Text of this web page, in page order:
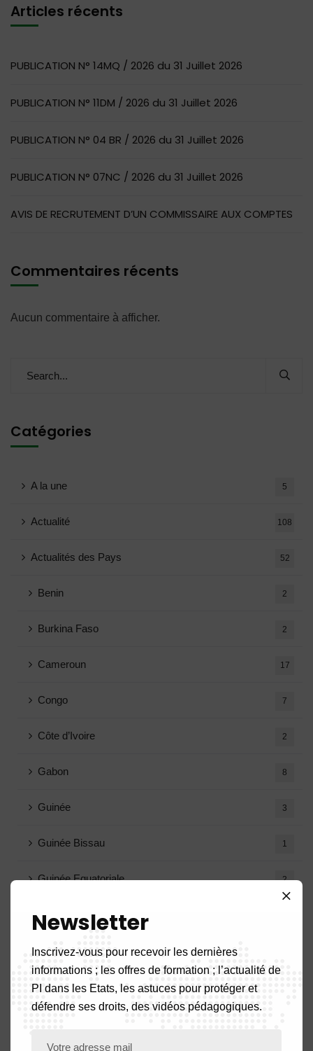
Articles récents
PUBLICATION N° 14MQ / 2026 du 31 Juillet 2026
PUBLICATION N° 11DM / 2026 du 31 Juillet 2026
PUBLICATION N° 04 BR / 2026 du 31 Juillet 2026
PUBLICATION N° 07NC / 2026 du 31 Juillet 2026
AVIS DE RECRUTEMENT D’UN COMMISSAIRE AUX COMPTES
Commentaires récents
Aucun commentaire à afficher.
Catégories
A la une 5
Actualité 108
Actualités des Pays 52
Benin 2
Burkina Faso 2
Cameroun 17
Congo 7
Côte d’Ivoire 2
Gabon 8
Guinée 3
Guinée Bissau 1
Guinée Equatoriale 2
Mali
Tchad
Togo
Newsletter
Inscrivez-vous pour recevoir les dernières
informations ; les offres de formation ; l’actualité de
PI dans les Etats, les astuces pour protéger et
défendre ses droits, des vidéos pédagogiques.